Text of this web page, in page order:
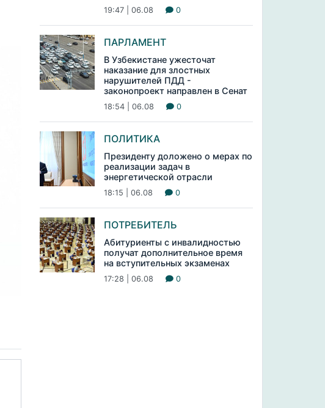
19:47 | 06.08 0
ПАРЛАМЕНТ
В Узбекистане ужесточат
наказание для злостных
нарушителей ПДД -
законопроект направлен в Сенат
18:54 | 06.08 0
ПОЛИТИКА
Президенту доложено о мерах по
реализации задач в
энергетической отрасли
18:15 | 06.08 0
ПОТРЕБИТЕЛЬ
Абитуриенты с инвалидностью
получат дополнительное время
на вступительных экзаменах
17:28 | 06.08 0